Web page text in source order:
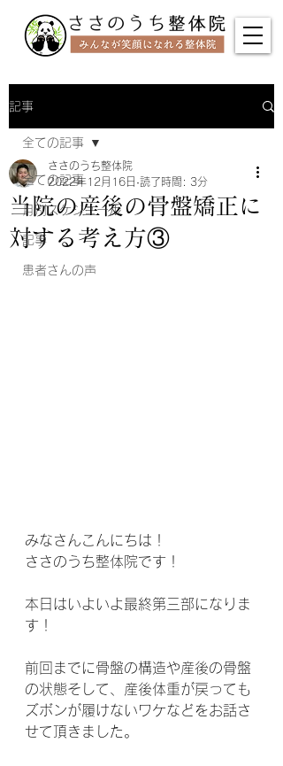
記事
全ての記事
月別スケジュール
記事
患者さんの声
全ての記事
当院の産後の骨盤矯正に
対する考え方③
ささのうち整体院
2022年12月16日 読了時間: 3分
みなさんこんにちは！
ささのうち整体院です！
本日はいよいよ最終第三部になりま
す！
前回までに骨盤の構造や産後の骨盤
の状態そして、産後体重が戻っても
ズボンが履けないワケなどをお話さ
せて頂きました。